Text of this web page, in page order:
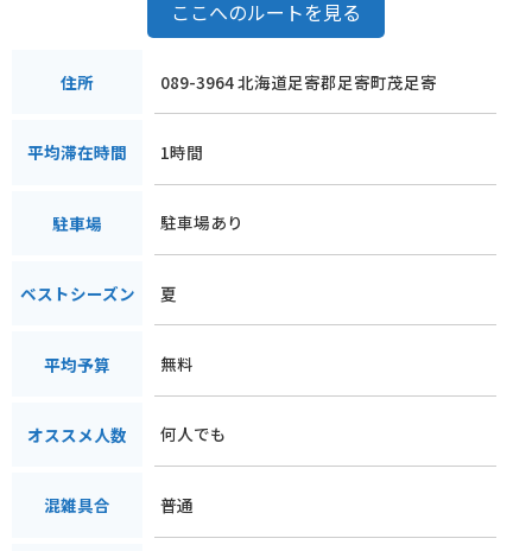
ここへのルートを見る
住所 089-3964 北海道足寄郡足寄町茂足寄
平均滞在時間 1時間
駐車場 駐車場あり
ベストシーズン 夏
平均予算 無料
オススメ人数 何人でも
混雑具合 普通